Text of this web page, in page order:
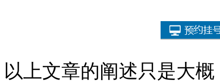
以上文章的阐述只是大